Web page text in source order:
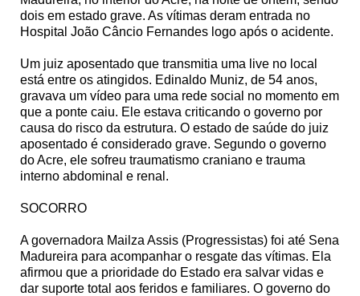
dois em estado grave. As vítimas deram entrada no
Hospital João Câncio Fernandes logo após o acidente.
Um juiz aposentado que transmitia uma live no local
está entre os atingidos. Edinaldo Muniz, de 54 anos,
gravava um vídeo para uma rede social no momento em
que a ponte caiu. Ele estava criticando o governo por
causa do risco da estrutura. O estado de saúde do juiz
aposentado é considerado grave. Segundo o governo
do Acre, ele sofreu traumatismo craniano e trauma
interno abdominal e renal.
SOCORRO
A governadora Mailza Assis (Progressistas) foi até Sena
Madureira para acompanhar o resgate das vítimas. Ela
afirmou que a prioridade do Estado era salvar vidas e
dar suporte total aos feridos e familiares. O governo do